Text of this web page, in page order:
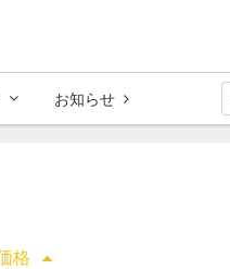
お知らせ
格